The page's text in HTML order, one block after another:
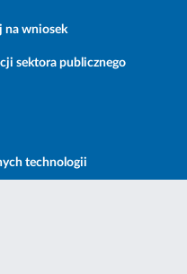
na wniosek
sektora publicznego
technologii